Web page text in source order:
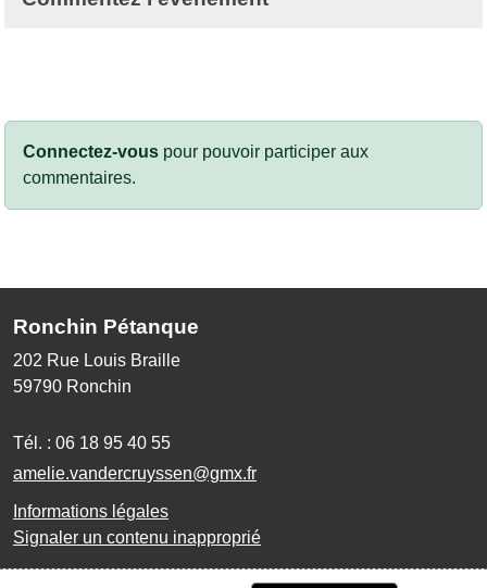
Connectez-vous pour pouvoir participer aux
commentaires.
Ronchin Pétanque
202 Rue Louis Braille
59790 Ronchin
Tél. : 06 18 95 40 55
amelie.vandercruyssen@gmx.fr
Informations légales
Signaler un contenu inapproprié